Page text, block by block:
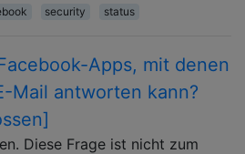
security status
Apps, mit denen
Mail antworten kann?
Diese Frage ist nicht zum